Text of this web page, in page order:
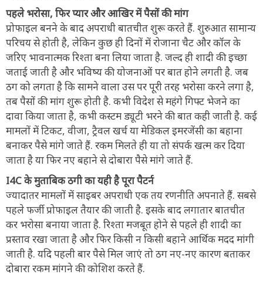
पहले भरोसा, फिर प्यार और आखिर में पैसों की मांग
प्रोफाइल बनने के बाद अपराधी बातचीत शुरू करते हैं. शुरुआत सामान्य
परिचय से होती है, लेकिन कुछ ही दिनों में रोजाना चैट और कॉल के
जरिए भावनात्मक रिश्ता बना लिया जाता है. जल्द ही शादी की इच्छा
जताई जाती है और भविष्य की योजनाओं पर बात होने लगती है. जब
ठग को लगता है कि सामने वाला उस पर पूरी तरह भरोसा करने लगा है,
तब पैसों की मांग शुरू होती है. कभी विदेश से महंगे गिफ्ट भेजने का
दावा किया जाता है, कभी कस्टम ड्यूटी भरने की बात कही जाती है. कई
मामलों में टिकट, वीजा, ट्रैवल खर्च या मेडिकल इमरजेंसी का बहाना
बनाकर पैसे मांगे जाते हैं. रकम मिलते ही या तो संपर्क खत्म कर दिया
जाता है या फिर नए बहाने से दोबारा पैसे मांगे जाते हैं.
I4C के मुताबिक ठगी का यही है पूरा पैटर्न
ज्यादातर मामलों में साइबर अपराधी एक तय रणनीति अपनाते हैं. सबसे
पहले फर्जी प्रोफाइल तैयार की जाती है. इसके बाद लगातार बातचीत
कर भरोसा बनाया जाता है. रिश्ता मजबूत होने से पहले ही शादी का
प्रस्ताव रखा जाता है और फिर किसी न किसी बहाने आर्थिक मदद मांगी
जाती है. यदि पहली बार पैसे मिल जाएं तो ठग नए-नए कारण बताकर
दोबारा रकम मांगने की कोशिश करते हैं.